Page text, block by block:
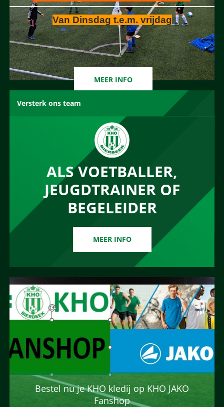
Van Dinsdag t.e.m. vrijdag
MEER INFO
Versterk ons team
ALS VOETBALLER,
JEUGDTRAINER OF
BEGELEIDER
MEER INFO
Bestel nu je KHO kledij op KHO JAKO
Fanshop